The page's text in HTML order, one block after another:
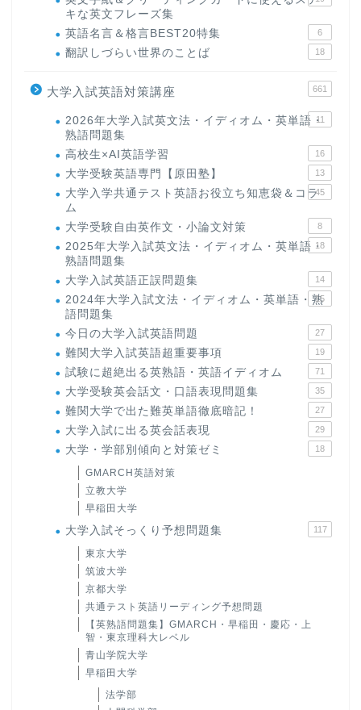
キな英文フレーズ集
英語名言＆格言BEST20特集 6
翻訳しづらい世界のことば 18
大学入試英語対策講座 661
2026年大学入試英文法・イディオム・英単語・
熟語問題集
11
高校生×AI英語学習 16
大学受験英語専門【原田塾】 13
大学入学共通テスト英語お役立ち知恵袋＆コラ
ム
45
大学受験自由英作文・小論文対策 8
2025年大学入試英文法・イディオム・英単語・
熟語問題集
18
大学入試英語正誤問題集 14
2024年大学入試文法・イディオム・英単語・熟
語問題集
15
今日の大学入試英語問題 27
難関大学入試英語超重要事項 19
試験に超絶出る英熟語・英語イディオム 71
大学受験英会話文・口語表現問題集 35
難関大学で出た難英単語徹底暗記！ 27
大学入試に出る英会話表現 29
大学・学部別傾向と対策ゼミ 18
GMARCH英語対策
立教大学
早稲田大学
大学入試そっくり予想問題集 117
東京大学
筑波大学
京都大学
共通テスト英語リーディング予想問題
【英熟語問題集】GMARCH・早稲田・慶応・上
智・東京理科大レベル
青山学院大学
早稲田大学
法学部